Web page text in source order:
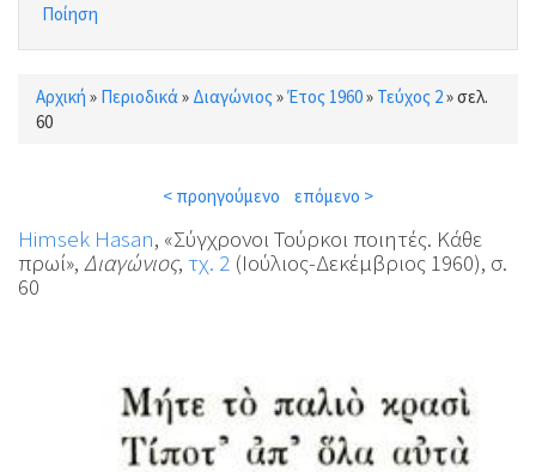
Ποίηση
Είστε εδώ
Αρχική » Περιοδικά » Διαγώνιος »Έτος 1960» Τεύχος 2»σελ.
60
< προηγούμενο επόμενο >
Himsek Hasan, «Σύγχρονοι Τούρκοι ποιητές. Κάθε
πρωί», Διαγώνιος, τχ. 2 (Ιούλιος-Δεκέμβριος 1960), σ.
60